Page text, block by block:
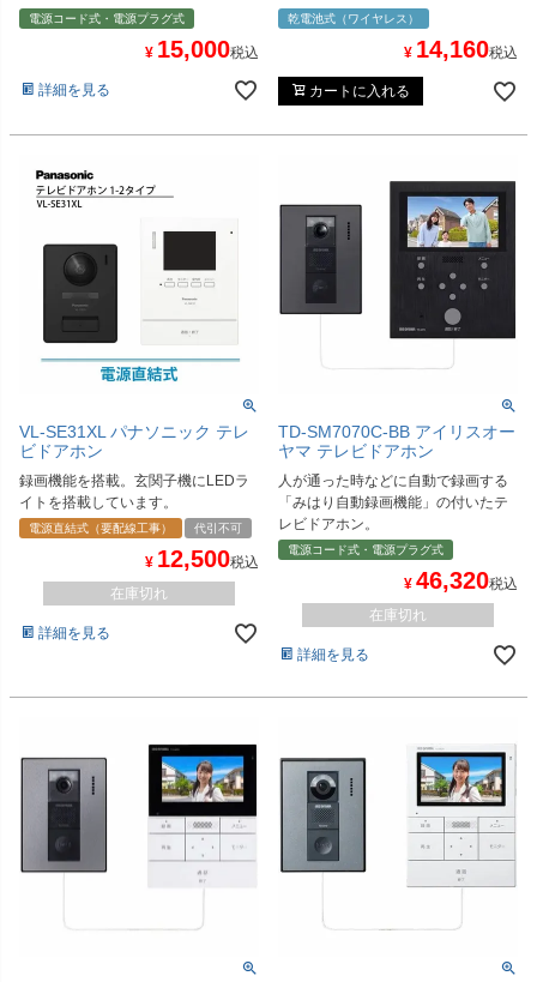
電源コード式・電源プラグ式
¥ 15,000税込
詳細を見る
乾電池式（ワイヤレス）
¥ 14,160税込
カートに入れる
VL-SE31XL パナソニック テレ
ビドアホン
録画機能を搭載。玄関子機にLEDラ
イトを搭載しています。
電源直結式（要配線工事） 代引不可
¥ 12,500税込
在庫切れ
詳細を見る
TD-SM7070C-BB アイリスオー
ヤマ テレビドアホン
人が通った時などに自動で録画する
「みはり自動録画機能」の付いたテ
レビドアホン。
電源コード式・電源プラグ式
¥ 46,320税込
在庫切れ
詳細を見る